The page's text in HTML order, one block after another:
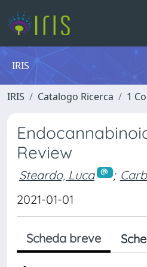
IRIS
IRIS Catalogo Ricerca 1
Review
Steardo, Luca ;
2021-01-01
Scheda breve